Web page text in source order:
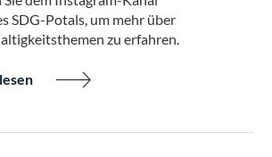
SDG-Potals, um mehr über
zu erfahren.